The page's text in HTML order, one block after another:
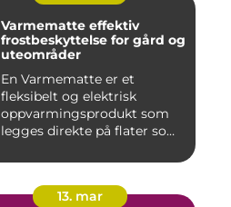
Varmematte effektiv
frostbeskyttelse for gård og
uteområder
En Varmematte er et
fleksibelt og elektrisk
oppvarmingsprodukt som
legges direkte på flater som
13. mar